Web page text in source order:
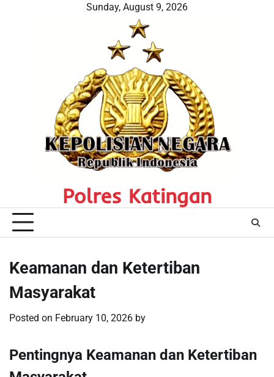
Sunday, August 9, 2026
Polres Katingan
Keamanan dan Ketertiban
Masyarakat
Posted on February 10, 2026 by
Pentingnya Keamanan dan Ketertiban